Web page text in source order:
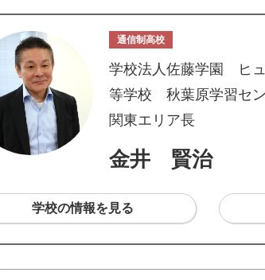
通信制高校
学校法人佐藤学園 ヒ
等学校 秋葉原学習セ
関東エリア長
金井 賢治
学校の情報を見る